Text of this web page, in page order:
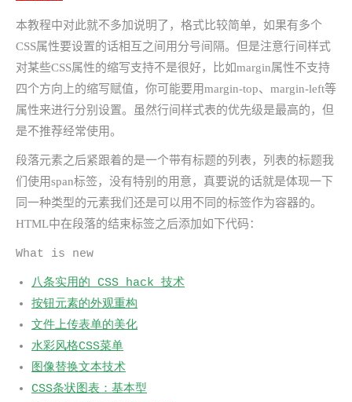
本教程中对此就不多加说明了，格式比较简单，如果有多个
CSS属性要设置的话相互之间用分号间隔。但是注意行间样式
对某些CSS属性的缩写支持不是很好，比如margin属性不支持
四个方向上的缩写赋值，你可能要用margin-top、margin-left等
属性来进行分别设置。虽然行间样式表的优先级是最高的，但
是不推荐经常使用。
段落元素之后紧跟着的是一个带有标题的列表，列表的标题我
们使用span标签，没有特别的用意，真要说的话就是体现一下
同一种类型的元素我们还是可以用不同的标签作为容器的。
HTML中在段落的结束标签之后添加如下代码：
What is new
八条实用的 CSS hack 技术
按钮元素的外观重构
文件上传表单的美化
水彩风格CSS菜单
图像替换文本技术
CSS条状图表：基本型